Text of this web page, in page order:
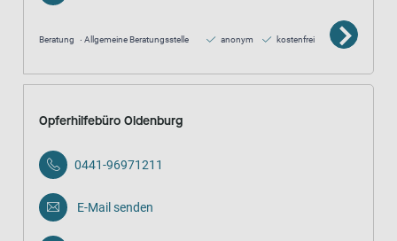
Beratung Allgemeine Beratungsstelle anonym kostenfrei
Opferhilfebüro Oldenburg
0441-96971211
E-Mail senden